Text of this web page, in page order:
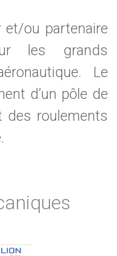
et/ou partenaire
les grands
Le
d’un pôle de
roulements